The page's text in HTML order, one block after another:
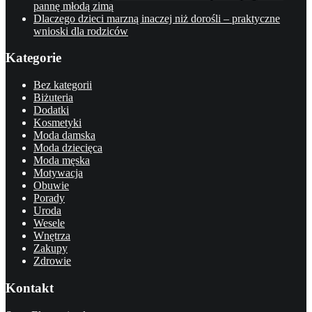
pannę młodą zimą
Dlaczego dzieci marzną inaczej niż dorośli – praktyczne
wnioski dla rodziców
Kategorie
Bez kategorii
Biżuteria
Dodatki
Kosmetyki
Moda damska
Moda dziecięca
Moda męska
Motywacja
Obuwie
Porady
Uroda
Wesele
Wnętrza
Zakupy
Zdrowie
Kontakt